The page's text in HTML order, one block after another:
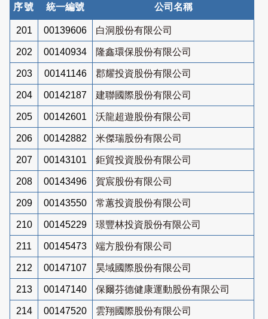
序號 統一編號 公司名稱
201 00139606 白洞股份有限公司
202 00140934 隆鑫環保股份有限公司
203 00141146 郡耀投資股份有限公司
204 00142187 建聯國際股份有限公司
205 00142601 沃龍超遊股份有限公司
206 00142882 米傑瑞股份有限公司
207 00143101 鉅貿投資股份有限公司
208 00143496 賀宸股份有限公司
209 00143550 常蕙投資股份有限公司
210 00145229 璟豐林投資股份有限公司
211 00145473 端方股份有限公司
212 00147107 昊域國際股份有限公司
213 00147140 保爾芬德健康運動股份有限公司
214 00147520 雲翔國際股份有限公司